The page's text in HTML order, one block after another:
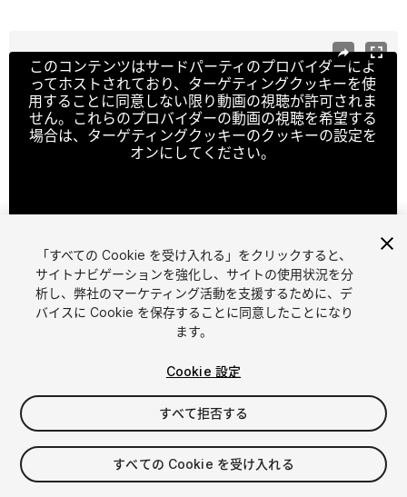
このコンテンツはサードパーティのプロバイダーによ
ってホストされており、ターゲティングクッキーを使
用することに同意しない限り動画の視聴が許可されま
せん。これらのプロバイダーの動画の視聴を希望する
場合は、ターゲティングクッキーのクッキーの設定を
オンにしてください。
1/ 20
$45
消費税は決済時に計算されます
「すべての Cookie を受け入れる」をクリックすると、
サイトナビゲーションを強化し、サイトの使用状況を分
析し、弊社のマーケティング活動を支援するために、デ
バイスに Cookie を保存することに同意したことになり
ます。
Cookie 設定
すべて拒否する
すべての Cookie を受け入れる